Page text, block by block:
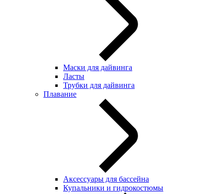
Маски для дайвинга
Ласты
Трубки для дайвинга
Плавание
Аксессуары для бассейна
Купальники и гидрокостюмы